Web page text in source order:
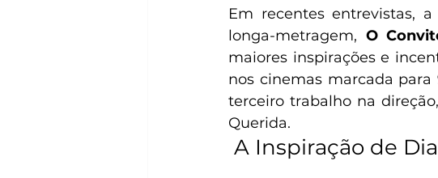
Em recentes entrevistas,
longa-metragem, O
maiores inspirações e
nos cinemas marcada
terceiro trabalho na
Querida.
A Inspiração de